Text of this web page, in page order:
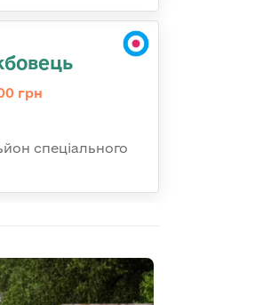
грн
спеціального